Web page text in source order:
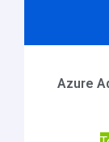
Azure